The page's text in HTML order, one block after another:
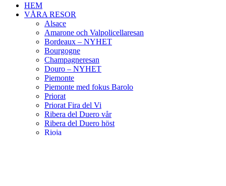
HEM
VÅRA RESOR
Alsace
Amarone och Valpolicellaresan
Bordeaux – NYHET
Bourgogne
Champagneresan
Douro – NYHET
Piemonte
Piemonte med fokus Barolo
Priorat
Priorat Fira del Vi
Ribera del Duero vår
Ribera del Duero höst
Rioja